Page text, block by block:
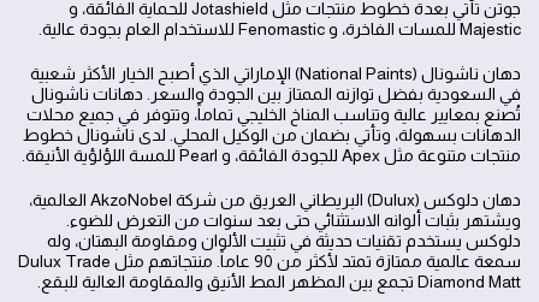
جوتن تأتي بعدة خطوط منتجات مثل Jotashield للحماية الفائقة، و
Majestic للمسات الفاخرة، و Fenomastic للاستخدام العام بجودة عالية.
دهان ناشونال (National Paints) الإماراتي الذي أصبح الخيار الأكثر شعبية
في السعودية بفضل توازنه الممتاز بين الجودة والسعر. دهانات ناشونال
تُصنع بمعايير عالية وتناسب المناخ الخليجي تماماً، وتتوفر في جميع محلات
الدهانات بسهولة، وتأتي بضمان من الوكيل المحلي. لدى ناشونال خطوط
منتجات متنوعة مثل Apex للجودة الفائقة، و Pearl للمسة اللؤلؤية الأنيقة.
دهان دلوكس (Dulux) البريطاني العريق من شركة AkzoNobel العالمية،
ويشتهر بثبات ألوانه الاستثنائي حتى بعد سنوات من التعرض للضوء.
دلوكس يستخدم تقنيات حديثة في تثبيت الألوان ومقاومة البهتان، وله
سمعة عالمية ممتازة تمتد لأكثر من 90 عاماً. منتجاتهم مثل Dulux Trade
Diamond Matt تجمع بين المظهر المط الأنيق والمقاومة العالية للبقع.